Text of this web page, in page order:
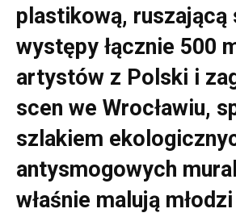
plastikową, ruszającą
występy łącznie 500
artystów z Polski i
scen we Wrocławiu,
szlakiem
antysmogowych
właśnie malują